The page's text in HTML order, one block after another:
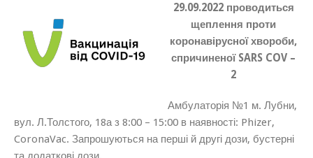
29.09.2022 проводиться
щеплення проти
коронавірусної хвороби,
спричиненої SARS COV –
2
Амбулаторія №1 м. Лубни,
вул. Л.Толстого, 18а з 8:00 – 15:00 в наявності: Phizer,
CoronaVac. Запрошуються на перші й другі дози, бустерні